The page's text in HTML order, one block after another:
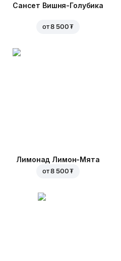
Сансет Вишня-Голубика
от8 500 ₮
Лимонад Лимон-Мята
от8 500 ₮